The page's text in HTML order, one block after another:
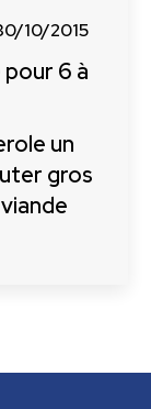
10/2015
6 à
un
gros